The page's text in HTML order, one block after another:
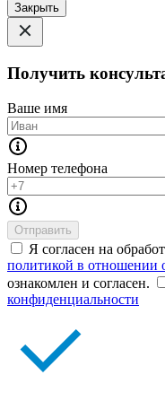
Закрыть
Получить
Ваше имя
Номер телефона
Отправить
Я согласен на
политикой в отношении
ознакомлен и согласен.
конфиденциальности